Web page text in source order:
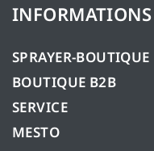
INFORMATIONS
SPRAYER-BOUTIQUE
BOUTIQUE B2B
SERVICE
MESTO